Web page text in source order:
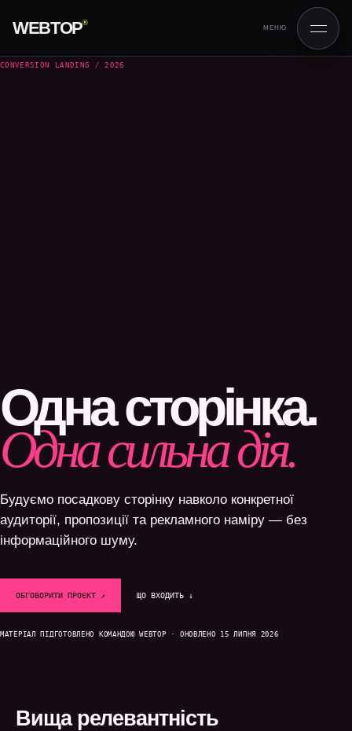
WEBTOP®
МЕНЮ
CONVERSION LANDING / 2026
Одна сторінка.
Одна сильна дія.
Будуємо посадкову сторінку навколо конкретної
аудиторії, пропозиції та рекламного наміру — без
інформаційного шуму.
ОБГОВОРИТИ ПРОЄКТ ↗ ЩО ВХОДИТЬ ↓
МАТЕРІАЛ ПІДГОТОВЛЕНО КОМАНДОЮ WEBTOP · ОНОВЛЕНО 15 ЛИПНЯ 2026
Вища релевантність